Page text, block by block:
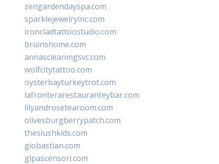
zengardendayspa.com
sparklejewelryinc.com
ironcladtattoostudio.com
bruinshome.com
annascleaningsvc.com
wolfcitytattoo.com
oysterbayturkeytrot.com
lafronterarestauranteybar.com
lilyandrosetearoom.com
olivesburgberrypatch.com
theslushkids.com
giobastian.com
glpascensori.com